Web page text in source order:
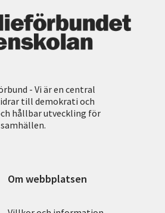
- Vi är en central
till demokrati och
hållbar utveckling för
Om webbplatsen